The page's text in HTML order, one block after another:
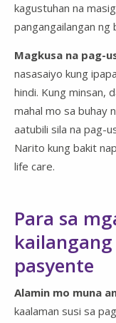
kagustuhan na
pangangailangan ng
Magkusa na pag-
nasasaiyo kung
hindi. Kung minsan,
mahal mo sa buhay
aatubili sila na pag-
Narito kung bakit
life care.
Para sa
pasyente
Alamin mo muna
kaalaman susi sa